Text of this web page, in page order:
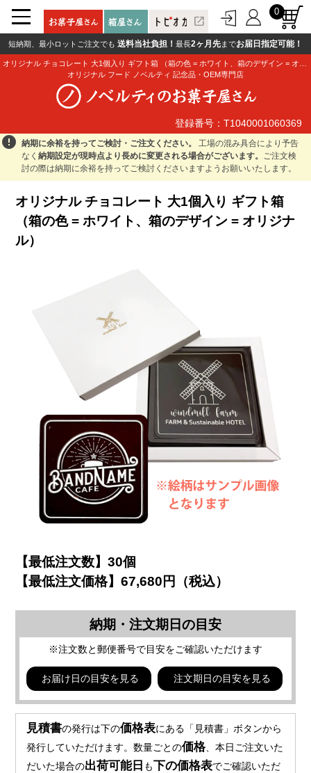
オリジナル フード ノベルティ 記念品・OEM専門店
open_in_new
短納期、最小ロットご注文でも 送料当社負担！ 最長2ヶ月先までお届日指定可能！
0
登録番号：T1040001060369
error 納期に余裕を持ってご検討・ご注文ください。
工場の混み具合により予告
なく納期設定が現時点より長めに変更される場合がございます。
ご注文検
討の際は納期に余裕を持ってご検討くださいますようお願いいたします。
登録番号：T1040001060369
オリジナル チョコレート 大1個入り ギフト箱
（箱の色 = ホワイト、箱のデザイン = オリジナ
ル）
【最低注文数】30個
【最低注文価格】67,680円（税込）
納期・注文期日の目安
※注文数と郵便番号で目安をご確認いただけます
お届け日の目安を見る 注文期日の目安を見る
見積書の発行は下の価格表にある「見積書」ボタンから
発行していただけます。数量ごとの価格、本日ご注文いた
だいた場合の出荷可能日 も下の価格表でご確認いただ